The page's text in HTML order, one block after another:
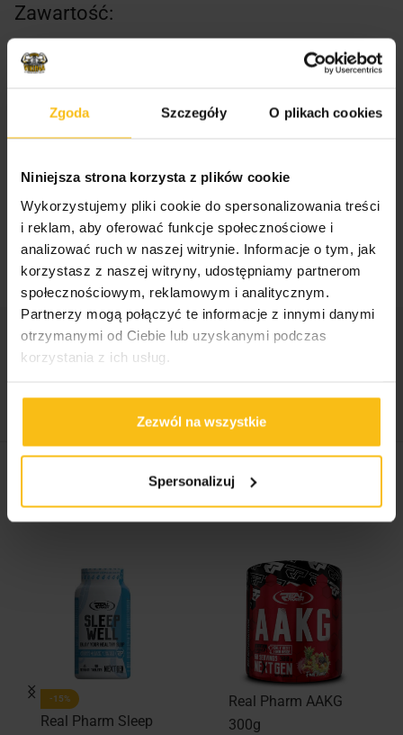
Zgoda Szczegóły O plikach cookies
Niniejsza strona korzysta z plików cookie
Wykorzystujemy pliki cookie do spersonalizowania treści
i reklam, aby oferować funkcje społecznościowe i
analizować ruch w naszej witrynie. Informacje o tym, jak
korzystasz z naszej witryny, udostępniamy partnerom
społecznościowym, reklamowym i analitycznym.
Partnerzy mogą połączyć te informacje z innymi danymi
otrzymanymi od Ciebie lub uzyskanymi podczas
korzystania z ich usług.
Zezwól na wszystkie
Spersonalizuj
Zawartość:
Opakowanie zawiera 1 kg orzechów
Sposób przechowywania:
Przechowywać w suchym i chłodnym miejscu,
niedostępnym dla dzieci.
Kategorie: Real Pharm
Tagi:Orzechy,RealFoods,RealPharm
Podobne produkty
-15%
Real Pharm Sleep
Real Pharm AAKG
300g